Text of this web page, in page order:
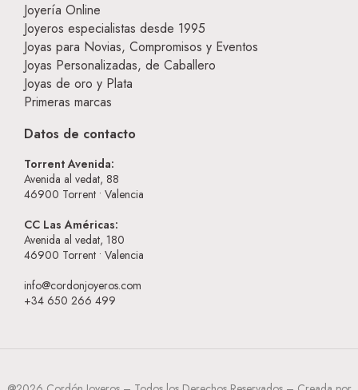
Joyería Online
Joyeros especialistas desde 1995
Joyas para Novias, Compromisos y Eventos
Joyas Personalizadas, de Caballero
Joyas de oro y Plata
Primeras marcas
Datos de contacto
Torrent Avenida:
Avenida al vedat, 88
46900 Torrent • Valencia
CC Las Américas:
Avenida al vedat, 180
46900 Torrent • Valencia
info@cordonjoyeros.com
+34 650 266 499